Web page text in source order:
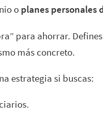
o planes personales
para ahorrar.
más concreto.
estrategia si buscas: